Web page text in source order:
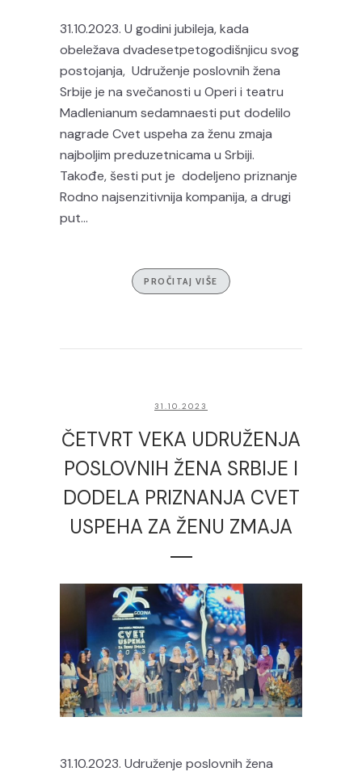
31.10.2023. U godini jubileja, kada
obeležava dvadesetpetogodišnjicu svog
postojanja, Udruženje poslovnih žena
Srbije je na svečanosti u Operi i teatru
Madlenianum sedamnaesti put dodelilo
nagrade Cvet uspeha za ženu zmaja
najboljim preduzetnicama u Srbiji.
Takođe, šesti put je dodeljeno priznanje
Rodno najsenzitivnija kompanija, a drugi
put...
PROČITAJ VIŠE
31.10.2023
ČETVRT VEKA UDRUŽENJA
POSLOVNIH ŽENA SRBIJE I
DODELA PRIZNANJA CVET
USPEHA ZA ŽENU ZMAJA
31.10.2023. Udruženje poslovnih žena